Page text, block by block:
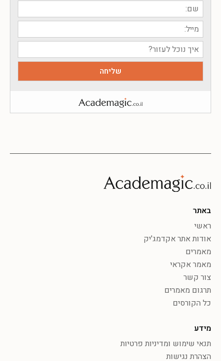
באתר
ראשי
אודות אתר אקדמג'יק
מאמרים
מאמר אקראי
צור קשר
תרגום מאמרים
כל הקורסים
מידע
תנאי שימוש ומדיניות פרטיות
הצהרת נגישות